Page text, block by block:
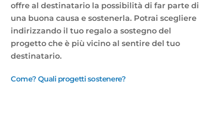
offre al destinatario la possibilità di far parte di
una buona causa e sostenerla. Potrai scegliere
indirizzando il tuo regalo a sostegno del
progetto che è più vicino al sentire del tuo
destinatario.
Come? Quali progetti sostenere?